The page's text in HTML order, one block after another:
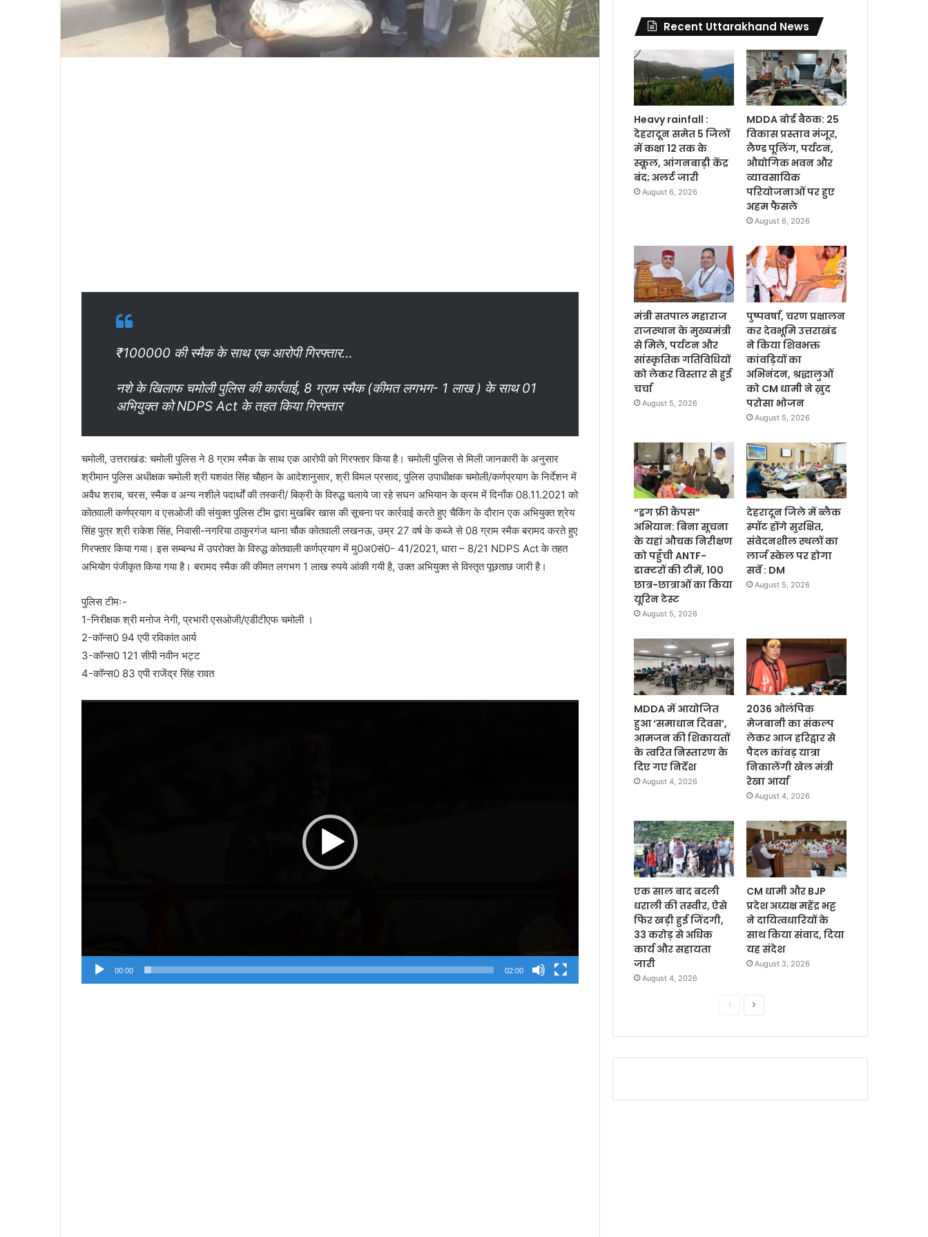
₹100000 की स्मैक के साथ एक आरोपी गिरफ्तार…
नशे के खिलाफ चमोली पुलिस की कार्रवाई, 8 ग्राम स्मैक (कीमत लगभग- 1 लाख ) के साथ 01
अभियुक्त को NDPS Act के तहत किया गिरफ्तार
चमोली, उत्तराखंड: चमोली पुलिस ने 8 ग्राम स्मैक के साथ एक आरोपी को गिरफ्तार किया है। चमोली पुलिस से मिली जानकारी के अनुसार
श्रीमान पुलिस अधीक्षक चमोली श्री यशवंत सिंह चौहान के आदेशानुसार, श्री विमल प्रसाद, पुलिस उपाधीक्षक चमोली/कर्णप्रयाग के निर्देशन में
अवैध शराब, चरस, स्मैक व अन्य नशीले पदार्थों की तस्करी/ बिक्री के विरुद्ध चलाये जा रहे सघन अभियान के क्रम में दिनाँक 08.11.2021 को
कोतवाली कर्णप्रयाग व एसओजी की संयुक्त पुलिस टीम द्वारा मुखबिर खास की सूचना पर कार्रवाई करते हुए चैकिंग के दौरान एक अभियुक्त श्रेय
सिंह पुत्र श्री राकेश सिंह, निवासी-नगरिया ठाकुरगंज थाना चौक कोतवाली लखनऊ, उम्र 27 वर्ष के कब्जे से 08 ग्राम स्मैक बरामद करते हुए
गिरफ्तार किया गया। इस सम्बन्ध में उपरोक्त के विरुद्ध कोतवाली कर्णप्रयाग में मु0अ0सं0- 41/2021, धारा – 8/21 NDPS Act के तहत
अभियोग पंजीकृत किया गया है। बरामद स्मैक की कीमत लगभग 1 लाख रुपये आंकी गयी है, उक्त अभियुक्त से विस्तृत पूछताछ जारी है।
पुलिस टीमः-
1-निरीक्षक श्री मनोज नेगी, प्रभारी एसओजी/एडीटीएफ चमोली ।
2-कॉन्स0 94 एपी रविकांत आर्य
3-कॉन्स0 121 सीपी नवीन भट्ट
4-कॉन्स0 83 एपी राजेंद्र सिंह रावत
00:00 02:00
Recent Uttarakhand News
Heavy rainfall :
देहरादून समेत 5 जिलों
में कक्षा 12 तक के
स्कूल, आंगनबाड़ी केंद्र
बंद; अलर्ट जारी
August 6, 2026
MDDA बोर्ड बैठक: 25
विकास प्रस्ताव मंजूर,
लैण्ड पूलिंग, पर्यटन,
औद्योगिक भवन और
व्यावसायिक
परियोजनाओं पर हुए
अहम फैसले
August 6, 2026
मंत्री सतपाल महाराज
राजस्थान के मुख्यमंत्री
से मिले, पर्यटन और
सांस्कृतिक गतिविधियों
को लेकर विस्तार से हुई
चर्चा
August 5, 2026
पुष्पवर्षा, चरण प्रक्षालन
कर देवभूमि उत्तराखंड
ने किया शिवभक्त
कांवड़ियों का
अभिनंदन, श्रद्धालुओं
को CM धामी ने ख़ुद
परोसा भोजन
August 5, 2026
“ड्रग फ्री कैंपस”
अभियान: बिना सूचना
के यहां औचक निरीक्षण
को पहुँची ANTF-
डाक्टरों की टीमें, 100
छात्र-छात्राओं का किया
यूरिन टेस्ट
August 5, 2026
देहरादून जिले में ब्लैक
स्पॉट होंगे सुरक्षित,
संवेदनशील स्थलों का
लार्ज स्केल पर होगा
सर्वे : DM
August 5, 2026
MDDA में आयोजित
हुआ ‘समाधान दिवस’,
आमजन की शिकायतों
के त्वरित निस्तारण के
दिए गए निर्देश
August 4, 2026
2036 ओलंपिक
मेजबानी का संकल्प
लेकर आज हरिद्वार से
पैदल कांवड़ यात्रा
निकालेंगी खेल मंत्री
रेखा आर्या
August 4, 2026
एक साल बाद बदली
धराली की तस्वीर, ऐसे
फिर खड़ी हुई जिंदगी,
33 करोड़ से अधिक
कार्य और सहायता
जारी
August 4, 2026
CM धामी और BJP
प्रदेश अध्यक्ष महेंद्र भट्ट
ने दायित्वधारियों के
साथ किया संवाद, दिया
यह संदेश
August 3, 2026
o
a